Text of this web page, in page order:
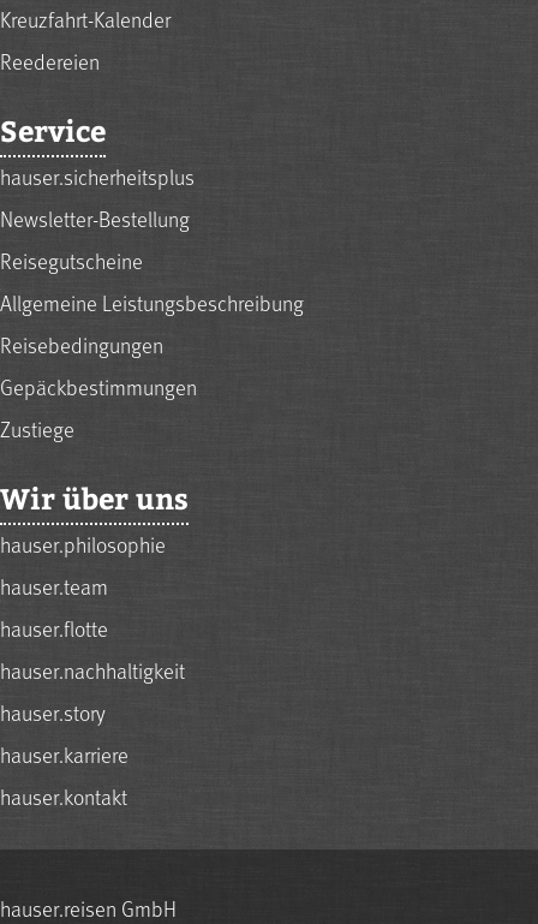
Kreuzfahrt-Kalender
Reedereien
Service
hauser.sicherheitsplus
Newsletter-Bestellung
Reisegutscheine
Allgemeine Leistungsbeschreibung
Reisebedingungen
Gepäckbestimmungen
Zustiege
Wir über uns
hauser.philosophie
hauser.team
hauser.flotte
hauser.nachhaltigkeit
hauser.story
hauser.karriere
hauser.kontakt
hauser.reisen GmbH